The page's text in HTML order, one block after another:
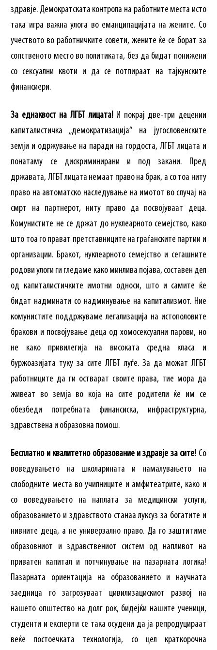
здравје. Демократската контрола на работните места исто
така игра важна улога во еманципацијата на жените. Со
учеството во работничките совети, жените ќе се борат за
сопственото место во политиката, без да бидат понижени
со сексуални квоти и да се потпираат на тајкунските
финансиери.
За еднаквост на ЛГБТ лицата!И покрај две-три децении
капиталистичка „демократизација“ на југословенските
земји и одржување на паради на гордоста, ЛГБТ лицата и
понатаму се дискриминирани и под закани. Пред
државата, ЛГБТ лицата немаат право на брак, а со тоа ниту
право на автоматско наследување на имотот во случај на
смрт на партнерот, ниту право да посвојуваат деца.
Комунистите не се држат до нуклеарното семејство, како
што тоа го прават претставниците на граѓанските партии и
организации. Бракот, нуклеарното семејство и сегашните
родови улоги ги гледаме како минлива појава, составен дел
од капиталистичките имотни односи, што и самите ќе
бидат надминати со надминување на капитализмот. Ние
комунистите поддржуваме легализација на истополовите
бракови и посвојување деца од хомосексуални парови, но
не како привилегија на високата средна класа и
буржоазијата туку за сите ЛГБТ луѓе. За да можат ЛГБТ
работниците да ги остварат своите права, тие мора да
живеат во земја во која на сите родители ќе им се
обезбеди потребната финансиска, инфраструктурна,
здравствена и образовна помош.
Бесплатно и квалитетно образование и здравје за сите! Со
воведувањето на школарината и намалувањето на
слободните места во училниците и амфитеатрите, како и
со воведувањето на наплата за медицински услуги,
образованието и здравството станаа луксуз за богатите и
нивните деца, а не универзално право. Да го заштитиме
образовниот и здравствениот систем од напливот на
приватен капитал и потчинување на пазарната логика!
Пазарната ориентација на образованието и научната
заедница го загрозуваат цивилизацискиот развој на
нашето општество на долг рок, бидејќи нашите ученици,
студенти и експерти се така осудени да ја репродуцираат
веќе постоечката технологија, со цел краткорочна